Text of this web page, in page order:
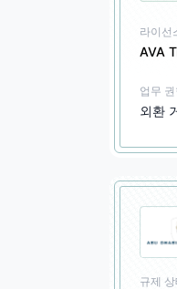
라이선
AVA
업무
외환
규제 상